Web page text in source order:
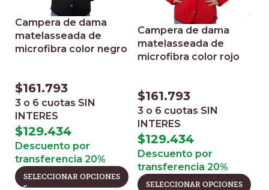
Campera de dama
matelasseada de
microfibra color negro
$161.793
3 o 6 cuotas SIN
INTERES
$129.434
Descuento por
transferencia 20%
SELECCIONAR OPCIONES
Campera de dama
matelasseada de
microfibra color rojo
$161.793
3 o 6 cuotas SIN
INTERES
$129.434
Descuento por
transferencia 20%
SELECCIONAR OPCIONES